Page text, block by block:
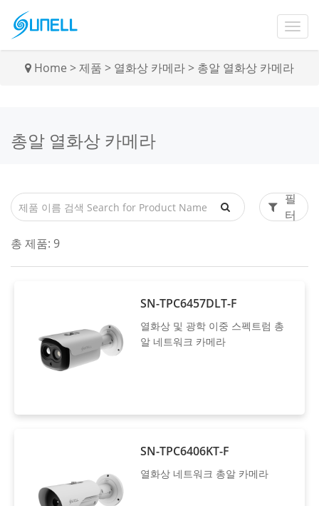
Home >제품 > 열화상 카메라> 총알 열화상 카메라
총알 열화상 카메라
필
터
총 제품: 9
SN-TPC6457DLT-F
열화상 및 광학 이중 스펙트럼 총
알 네트워크 카메라
SN-TPC6406KT-F
열화상 네트워크 총알 카메라